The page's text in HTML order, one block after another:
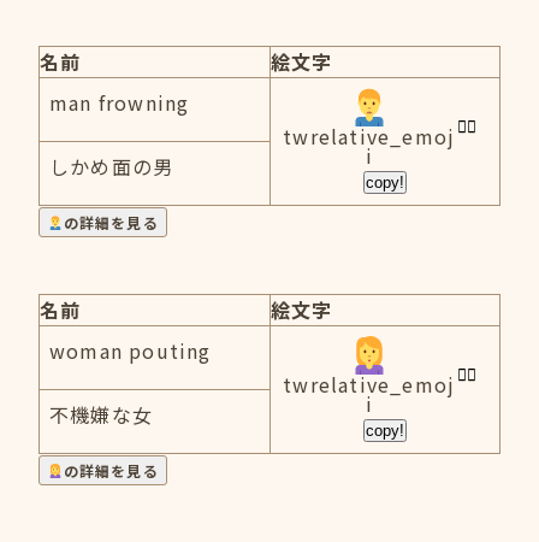
名前
絵文字
man frowning
twrelative_emoj
i
copy!
しかめ面の男
の詳細を見る
名前
絵文字
woman pouting
twrelative_emoj
i
copy!
不機嫌な女
の詳細を見る